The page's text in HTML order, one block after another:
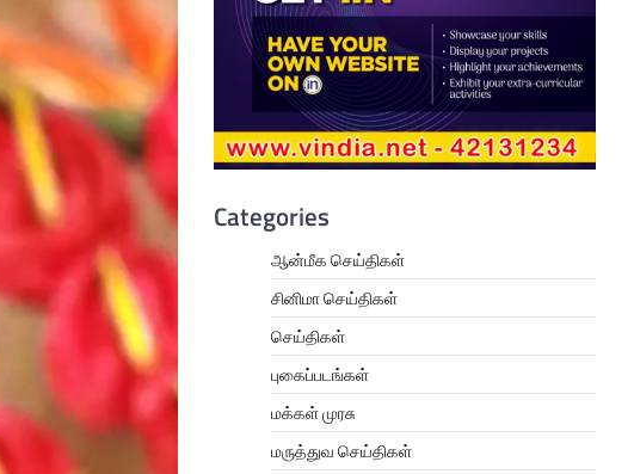
Categories
ஆன்மீக செய்திகள்
சினிமா செய்திகள்
செய்திகள்
புகைப்படங்கள்
மக்கள் முரசு
மருத்துவ செய்திகள்